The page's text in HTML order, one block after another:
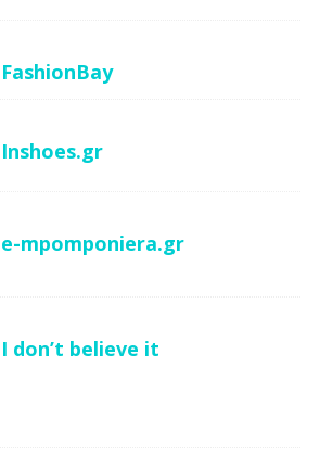
FashionBay
Inshoes.gr
e-mpomponiera.gr
I don’t believe it